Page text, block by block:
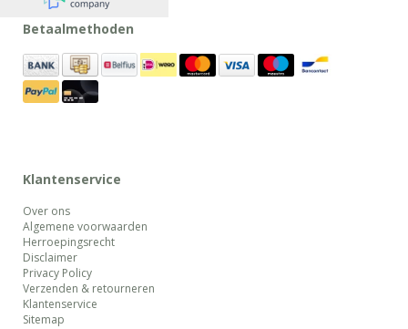
Betaalmethoden
Klantenservice
Over ons
Algemene voorwaarden
Herroepingsrecht
Disclaimer
Privacy Policy
Verzenden & retourneren
Klantenservice
Sitemap